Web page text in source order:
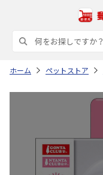
ホーム ペットストア